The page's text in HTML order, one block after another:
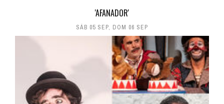
'AFANADOR'
SÁB 05 SEP, DOM 06 SEP